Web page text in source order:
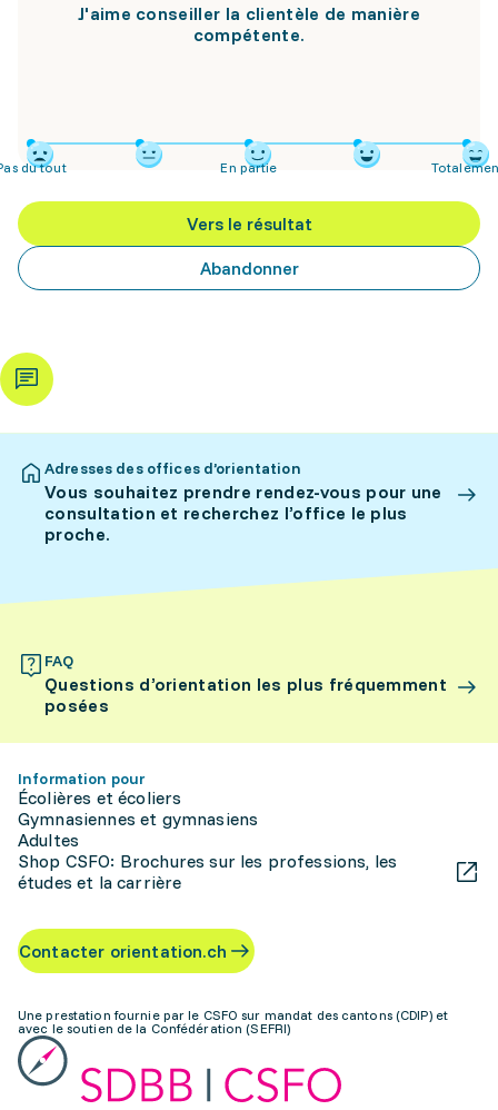
J'aime conseiller la clientèle de manière
compétente.
du tout En partie
Vers le résultat
Abandonner
Adresses des offices d’orientation
Vous souhaitez prendre rendez-vous pour une
consultation et recherchez l’office le plus
proche.
FAQ
Questions d’orientation les plus fréquemment
posées
Information pour
Écolières et écoliers
Gymnasiennes et gymnasiens
Adultes
Shop CSFO: Brochures sur les professions, les
études et la carrière
Contacter orientation.ch
Une prestation fournie par le CSFO sur mandat des cantons (CDIP) et
avec le soutien de la Confédération (SEFRI)